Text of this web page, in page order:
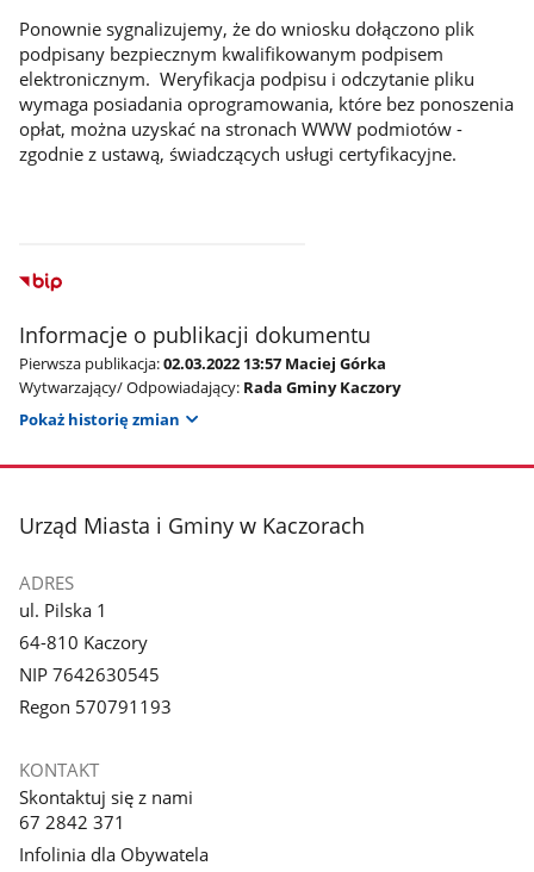
Ponownie sygnalizujemy, że do wniosku dołączono plik
podpisany bezpiecznym kwalifikowanym podpisem
elektronicznym. Weryfikacja podpisu i odczytanie pliku
wymaga posiadania oprogramowania, które bez ponoszenia
opłat, można uzyskać na stronach WWW podmiotów -
zgodnie z ustawą, świadczących usługi certyfikacyjne.
Informacje o publikacji dokumentu
Pierwsza publikacja:02.03.2022 13:57 Maciej Górka
Wytwarzający/ Odpowiadający: Rada Gminy Kaczory
Pokaż historię zmian
stopka
Urząd Miasta i Gminy w Kaczorach
ADRES
ul. Pilska 1
64-810 Kaczory
NIP 7642630545
Regon 570791193
KONTAKT
Skontaktuj się z nami
67 2842 371
Infolinia dla Obywatela